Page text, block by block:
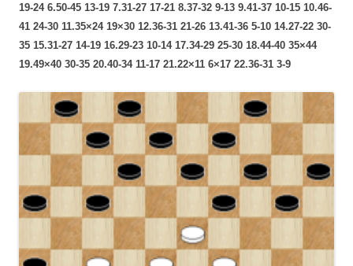
19-24 6.50-45 13-19 7.31-27 17-21 8.37-32 9-13 9.41-37 10-15 10.46-
41 24-30 11.35×24 19×30 12.36-31 21-26 13.41-36 5-10 14.27-22 30-
35 15.31-27 14-19 16.29-23 10-14 17.34-29 25-30 18.44-40 35×44
19.49×40 30-35 20.40-34 11-17 21.22×11 6×17 22.36-31 3-9